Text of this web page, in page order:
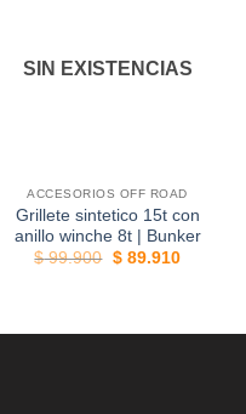
10%
SIN EXISTENCIAS
ACCESORIOS OFF ROAD
Grillete sintetico 15t con
anillo winche 8t | Bunker
$99.900 El
$89.910El